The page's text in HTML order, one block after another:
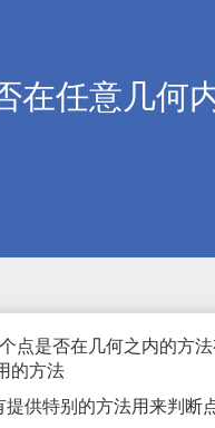
在任意几何
点是否在几何之内的方
的方法
供特别的方法用来判断